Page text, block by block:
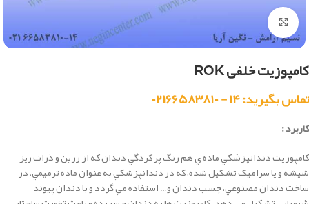
بزرگنمایی تصویر
کامپوزیت خلفی ROK
تماس بگیرید: ۱۴ - ۰۲۱۶۶۵۸۳۸۱۰
کاربرد :
كامپوزيت دندانپزشكي ماده ي هم رنگ پر کردگي دندان که از رزين و ذرات ريز
شيشه و يا سراميک تشکيل شده، كه در دندانپزشكي به عنوان ماده ترميمي، در
ساخت دندان مصنوعي، چسب دندان و… استفاده مي گردد و با دندان پيوند